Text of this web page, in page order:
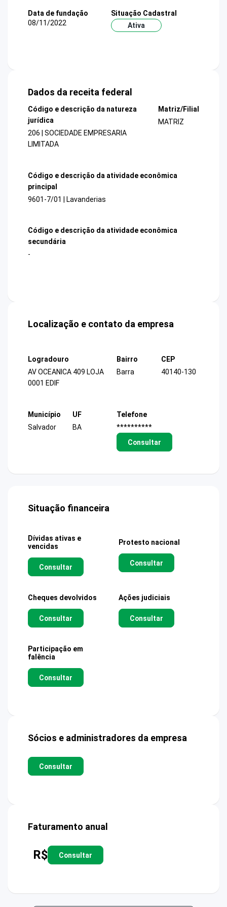
Data de fundação
08/11/2022
Situação Cadastral
Ativa
Dados da receita federal
Código e descrição da natureza
jurídica
206 | SOCIEDADE EMPRESARIA
LIMITADA
Matriz/Filial
MATRIZ
Código e descrição da atividade econômica
principal
9601-7/01 | Lavanderias
Código e descrição da atividade econômica
secundária
-
Localização e contato da empresa
Logradouro
AV OCEANICA 409 LOJA
0001 EDIF
Bairro
Barra
CEP
40140-130
Município
Salvador
UF
BA
Telefone
**********
Consultar
Situação financeira
Dívidas ativas e
vencidas
Consultar
Protesto nacional
Consultar
Cheques devolvidos
Consultar
Ações judiciais
Consultar
Participação em
falência
Consultar
Sócios e administradores da empresa
Consultar
Faturamento anual
R$ Consultar